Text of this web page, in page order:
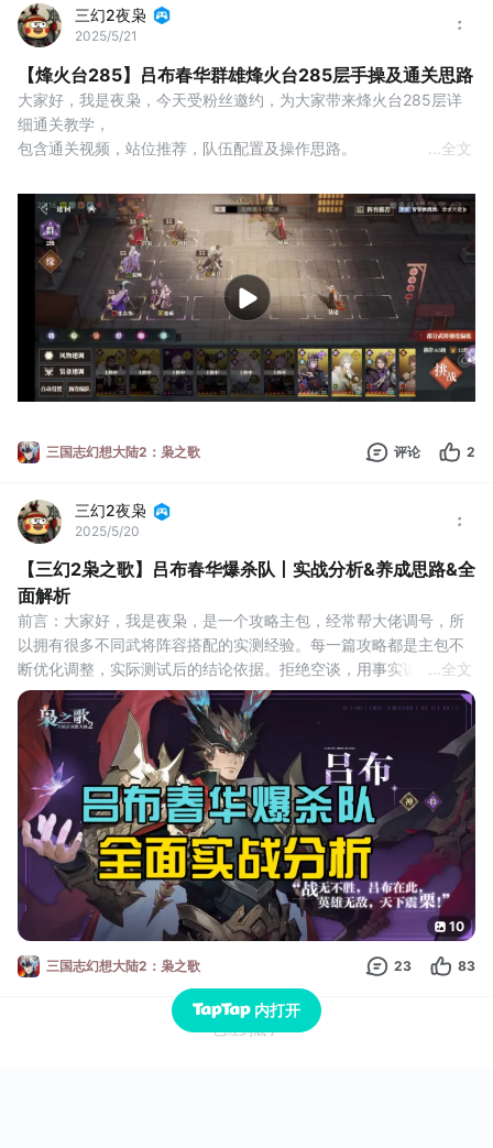
三幻2夜枭
2025/5/21
【烽火台285】吕布春华群雄烽火台285层手操及通关思路
大家好，我是夜枭，今天受粉丝邀约，为大家带来烽火台285层详
细通关教学，
包含通关视频，站位推荐，队伍配置及操作思路。
一、关卡武将介绍
285层的守关武将是周瑜陆逊，两个火烧队的核心
所以这里推荐大家在战力不足的情况下先把武将的通用技能都替换
为【净化】
用来解除身上的debuff。同时风物有条件的话也可以替换为解除
defbuff的风物。
二、战斗细节
全文
三国志幻想大陆2：枭之歌 评论 2
三幻2夜枭
2025/5/20
【三幻2枭之歌】吕布春华爆杀队丨实战分析&养成思路&全
面解析
前言：大家好，我是夜枭，是一个攻略主包，经常帮大佬调号，所
以拥有很多不同武将阵容搭配的实测经验。每一篇攻略都是主包不
断优化调整，实际测试后的结论依据。拒绝空谈，用事实说话！
立志成为三幻2最好的调号托管主包！
一、阵容推荐
1）武将搭配推荐
【吕布春华爆杀队】
主坦：董卓
主C：吕布、张春华
套盾辅助：貂蝉
拉条辅助：孙权、蹇碩
本套阵容的核心思路就是：
貂蝉开场加护盾和防御穿透buff，吕布负责
全文
10
三国志幻想大陆2：枭之歌 23 83
已经到底了
内打开